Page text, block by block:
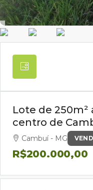
Lote de 250m²
centro de
Cambuí - MG
R$200.000,00